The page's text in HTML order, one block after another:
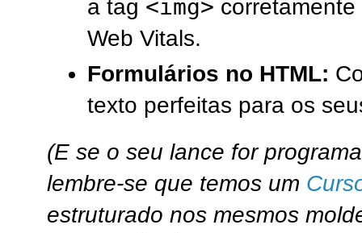
a tag <img>
Web Vitals.
Formulários no HTML:
texto perfeitas para os
(E se o seu lance for
lembre-se que temos um
estruturado nos mesmos